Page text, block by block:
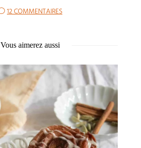
12 COMMENTAIRES
Vous aimerez aussi